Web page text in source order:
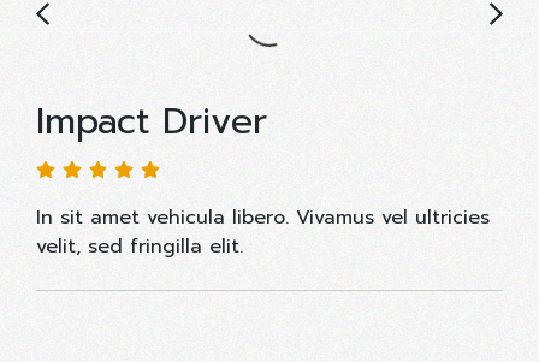
Impact Driver
In sit amet vehicula libero. Vivamus vel ultricies
velit, sed fringilla elit.